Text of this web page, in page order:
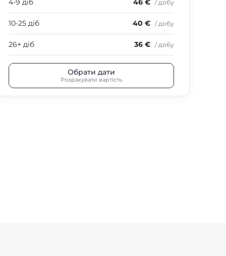
4-9 діб 46 € / добу
10-25 діб 40 € / добу
26+ діб 36 € / добу
Обрати дати
Розрахувати вартість